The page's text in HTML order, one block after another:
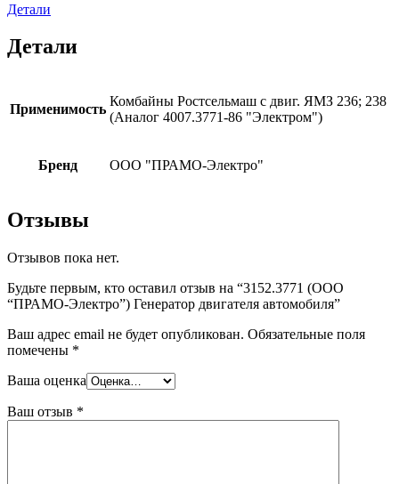
Детали
Детали
Применимость
Комбайны Ростсельмаш с двиг. ЯМЗ 236; 238
(Аналог 4007.3771-86 "Электром")
Бренд ООО "ПРАМО-Электро"
Отзывы
Отзывов пока нет.
Будьте первым, кто оставил отзыв на “3152.3771 (ООО
“ПРАМО-Электро”) Генератор двигателя автомобиля”
Ваш адрес email не будет опубликован. Обязательные поля
помечены *
Ваша оценка
Ваш отзыв *